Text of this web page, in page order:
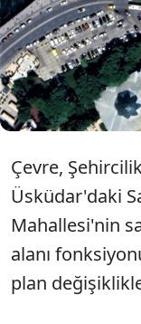
İklim
Çevre,
Üsküdar'daki
Mahallesi'nin
alanı
plan